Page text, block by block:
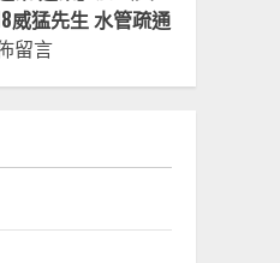
威猛先生 水管疏通
留言